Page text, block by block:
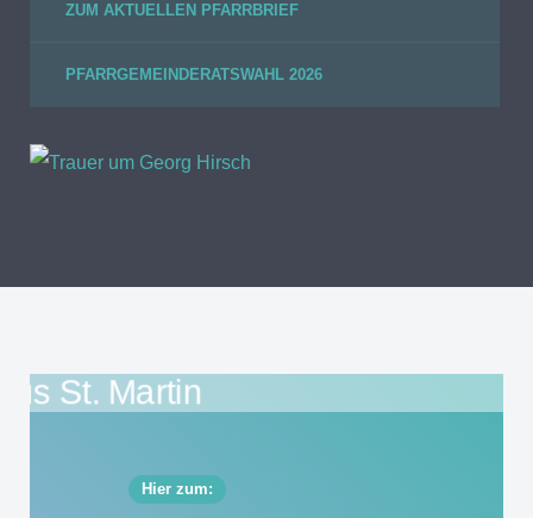
ZUM AKTUELLEN PFARRBRIEF
PFARRGEMEINDERATSWAHL 2026
Hier zum: